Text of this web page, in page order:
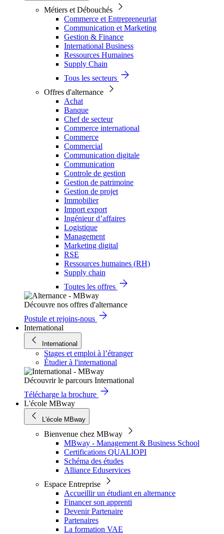
Métiers et Débouchés
Commerce et Entrepreneuriat
Communication et Marketing
Gestion & Finance
International Business
Ressources Humaines
Supply Chain
Tous les secteurs
Offres d'alternance
Achat
Banque
Chef de secteur
Commerce international
Commerce
Commercial
Communication digitale
Communication
Controle de gestion
Gestion de patrimoine
Gestion de projet
Immobilier
Import export
Ingénieur d’affaires
Logistique
Management
Marketing digital
RSE
Ressources humaines (RH)
Supply chain
Toutes les offres
Découvre nos offres d'alternance
Postule et rejoins-nous
International
International
Stages et emploi à l’étranger
Étudier à l'international
Découvrir le parcours International
Télécharge la brochure
L'école MBway
L'école MBway
Bienvenue chez MBway
MBway - Management & Business School
Certifications QUALIOPI
Schéma des études
Alliance Eduservices
Espace Entreprise
Accueillir un étudiant en alternance
Financer son apprenti
Devenir Partenaire
Partenaires
La formation VAE